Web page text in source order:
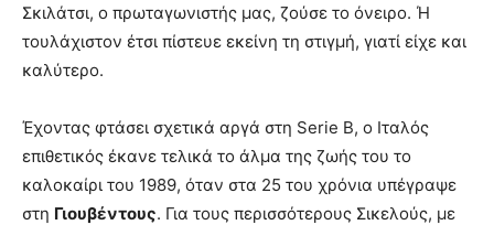
Σκιλάτσι, ο πρωταγωνιστής μας, ζούσε το όνειρο. Ή
τουλάχιστον έτσι πίστευε εκείνη τη στιγμή, γιατί είχε και
καλύτερο.
Έχοντας φτάσει σχετικά αργά στη Serie B, ο Ιταλός
επιθετικός έκανε τελικά το άλμα της ζωής του το
καλοκαίρι του 1989, όταν στα 25 του χρόνια υπέγραψε
στη Γιουβέντους. Για τους περισσότερους Σικελούς, με